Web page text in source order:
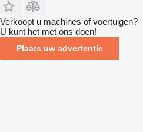
Verkoopt u machines of voertuigen?
U kunt het met ons doen!
Plaats uw advertentie